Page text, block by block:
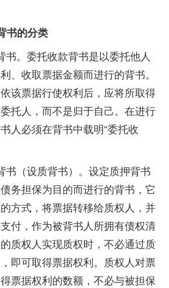
的分类
。委托收款背书是以委托他人
、收取票据金额而进行的背书。
该票据行使权利后，应将所取得
托人，而不是归于自己。在进行
人必须在背书中载明“委托收
（设质背书）。设定质押背书
务担保为目的而进行的背书，它
方式，将票据转移给质权人，并
付，作为被背书人所拥有债权清
质权人实现质权时，不必通过质
即可取得票据权利。质权人对票
票据权利的数额，不必与被担保